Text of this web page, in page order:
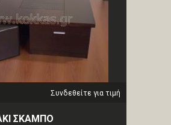
Συνδεθείτε για τιμή
ΣΚΑΜΠΟ